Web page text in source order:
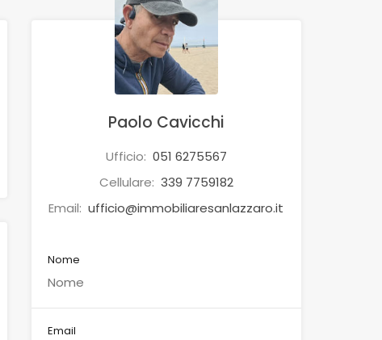
Paolo Cavicchi
Ufficio: 051 6275567
Cellulare: 339 7759182
Email: ufficio@immobiliaresanlazzaro.it
Nome
Email